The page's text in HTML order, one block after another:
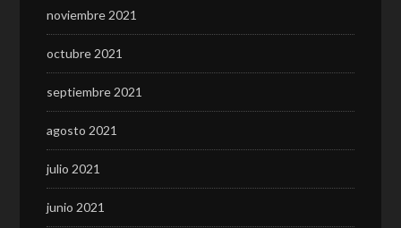
noviembre 2021
octubre 2021
septiembre 2021
agosto 2021
julio 2021
junio 2021